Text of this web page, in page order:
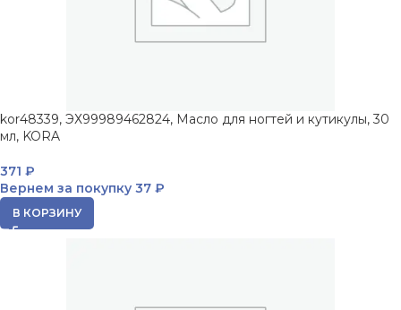
kor48339, ЭХ99989462824, Масло для ногтей и кутикулы, 30
мл, KORA
371 ₽
Вернем за покупку 37 ₽
В КОРЗИНУ